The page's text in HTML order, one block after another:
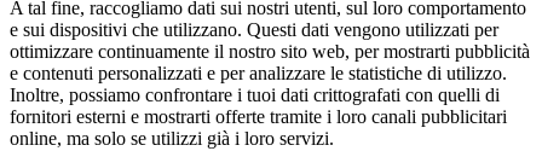
A tal fine, raccogliamo dati sui nostri utenti, sul loro comportamento
e sui dispositivi che utilizzano. Questi dati vengono utilizzati per
ottimizzare continuamente il nostro sito web, per mostrarti pubblicità
e contenuti personalizzati e per analizzare le statistiche di utilizzo.
Inoltre, possiamo confrontare i tuoi dati crittografati con quelli di
fornitori esterni e mostrarti offerte tramite i loro canali pubblicitari
online, ma solo se utilizzi già i loro servizi.